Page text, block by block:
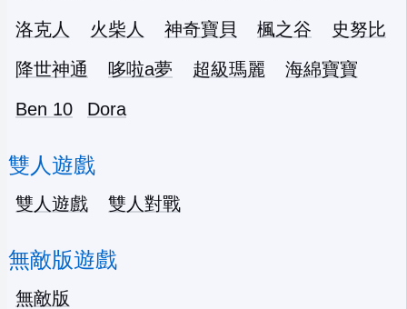
洛克人
火柴人 神奇寶貝 楓之谷
史努比
降世神通
哆啦a夢 超級瑪麗
海綿寶寶
Ben 10
Dora
雙人遊戲
雙人遊戲 雙人對戰
無敵版遊戲
無敵版